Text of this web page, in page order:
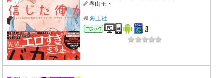
春山モト
海王社
コミック